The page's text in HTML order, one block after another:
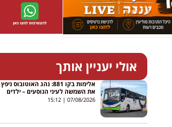
אולי יעניין אותך
אלימות בקו 881: נהג האוטובוס ניפץ
את השמשה לעיני הנוסעים – ילדים
צרחו; הנהג הושעה
07/08/2026
15:12